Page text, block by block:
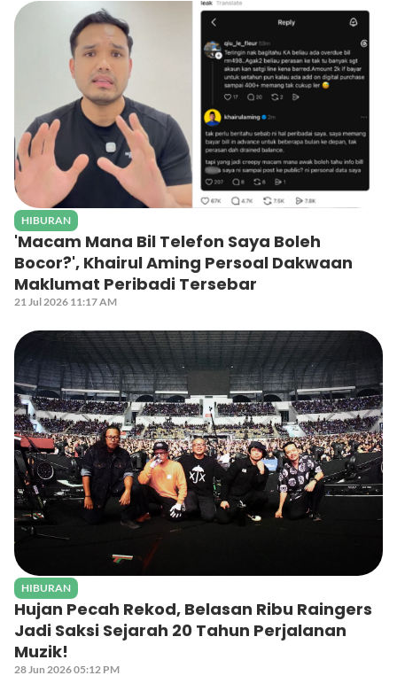
HIBURAN
'Macam Mana Bil Telefon Saya Boleh
Bocor?', Khairul Aming Persoal Dakwaan
Maklumat Peribadi Tersebar
21 Jul 2026 11:17 AM
HIBURAN
Hujan Pecah Rekod, Belasan Ribu Raingers
Jadi Saksi Sejarah 20 Tahun Perjalanan
Muzik!
28 Jun 2026 05:12 PM